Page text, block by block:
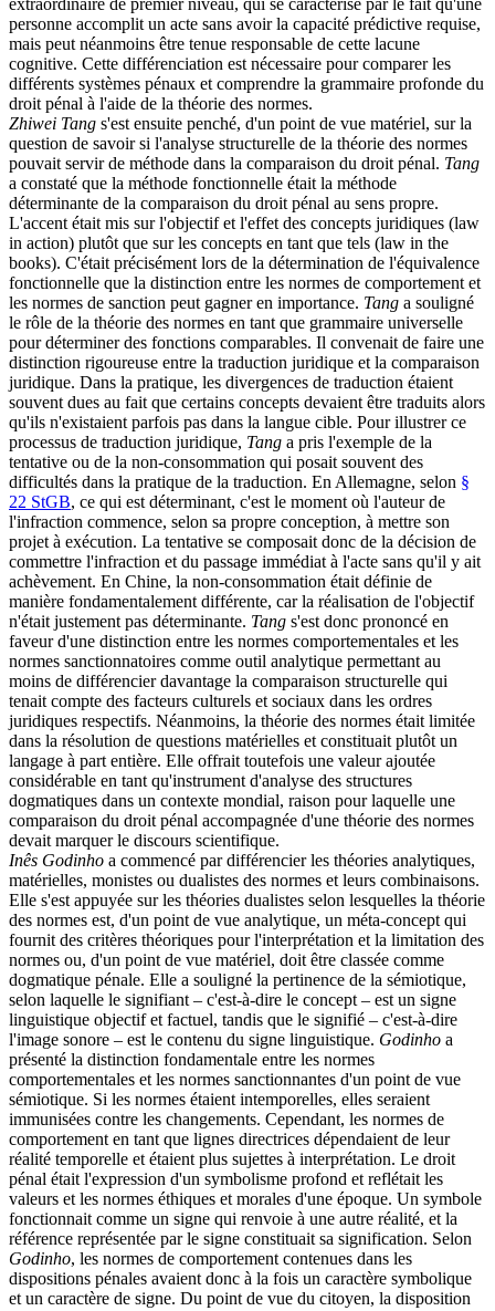
extraordinaire de premier niveau, qui se caractérise par le fait qu'une
personne accomplit un acte sans avoir la capacité prédictive requise,
mais peut néanmoins être tenue responsable de cette lacune
cognitive. Cette différenciation est nécessaire pour comparer les
différents systèmes pénaux et comprendre la grammaire profonde du
droit pénal à l'aide de la théorie des normes.
Zhiwei Tang s'est ensuite penché, d'un point de vue matériel, sur la
question de savoir si l'analyse structurelle de la théorie des normes
pouvait servir de méthode dans la comparaison du droit pénal. Tang
a constaté que la méthode fonctionnelle était la méthode
déterminante de la comparaison du droit pénal au sens propre.
L'accent était mis sur l'objectif et l'effet des concepts juridiques (law
in action) plutôt que sur les concepts en tant que tels (law in the
books). C'était précisément lors de la détermination de l'équivalence
fonctionnelle que la distinction entre les normes de comportement et
les normes de sanction peut gagner en importance. Tang a souligné
le rôle de la théorie des normes en tant que grammaire universelle
pour déterminer des fonctions comparables. Il convenait de faire une
distinction rigoureuse entre la traduction juridique et la comparaison
juridique. Dans la pratique, les divergences de traduction étaient
souvent dues au fait que certains concepts devaient être traduits alors
qu'ils n'existaient parfois pas dans la langue cible. Pour illustrer ce
processus de traduction juridique, Tang a pris l'exemple de la
tentative ou de la non-consommation qui posait souvent des
difficultés dans la pratique de la traduction. En Allemagne, selon §
22 StGB, ce qui est déterminant, c'est le moment où l'auteur de
l'infraction commence, selon sa propre conception, à mettre son
projet à exécution. La tentative se composait donc de la décision de
commettre l'infraction et du passage immédiat à l'acte sans qu'il y ait
achèvement. En Chine, la non-consommation était définie de
manière fondamentalement différente, car la réalisation de l'objectif
n'était justement pas déterminante. Tang s'est donc prononcé en
faveur d'une distinction entre les normes comportementales et les
normes sanctionnatoires comme outil analytique permettant au
moins de différencier davantage la comparaison structurelle qui
tenait compte des facteurs culturels et sociaux dans les ordres
juridiques respectifs. Néanmoins, la théorie des normes était limitée
dans la résolution de questions matérielles et constituait plutôt un
langage à part entière. Elle offrait toutefois une valeur ajoutée
considérable en tant qu'instrument d'analyse des structures
dogmatiques dans un contexte mondial, raison pour laquelle une
comparaison du droit pénal accompagnée d'une théorie des normes
devait marquer le discours scientifique.
Inês Godinho a commencé par différencier les théories analytiques,
matérielles, monistes ou dualistes des normes et leurs combinaisons.
Elle s'est appuyée sur les théories dualistes selon lesquelles la théorie
des normes est, d'un point de vue analytique, un méta-concept qui
fournit des critères théoriques pour l'interprétation et la limitation des
normes ou, d'un point de vue matériel, doit être classée comme
dogmatique pénale. Elle a souligné la pertinence de la sémiotique,
selon laquelle le signifiant – c'est-à-dire le concept – est un signe
linguistique objectif et factuel, tandis que le signifié – c'est-à-dire
l'image sonore – est le contenu du signe linguistique. Godinho a
présenté la distinction fondamentale entre les normes
comportementales et les normes sanctionnantes d'un point de vue
sémiotique. Si les normes étaient intemporelles, elles seraient
immunisées contre les changements. Cependant, les normes de
comportement en tant que lignes directrices dépendaient de leur
réalité temporelle et étaient plus sujettes à interprétation. Le droit
pénal était l'expression d'un symbolisme profond et reflétait les
valeurs et les normes éthiques et morales d'une époque. Un symbole
fonctionnait comme un signe qui renvoie à une autre réalité, et la
référence représentée par le signe constituait sa signification. Selon
Godinho, les normes de comportement contenues dans les
dispositions pénales avaient donc à la fois un caractère symbolique
et un caractère de signe. Du point de vue du citoyen, la disposition